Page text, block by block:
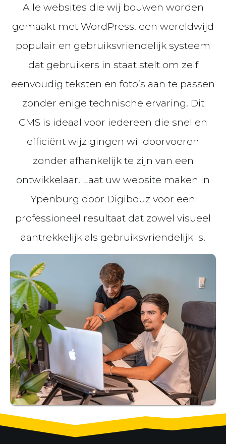
Alle websites die wij bouwen worden
gemaakt met WordPress, een wereldwijd
populair en gebruiksvriendelijk systeem
dat gebruikers in staat stelt om zelf
eenvoudig teksten en foto’s aan te passen
zonder enige technische ervaring. Dit
CMS is ideaal voor iedereen die snel en
efficiënt wijzigingen wil doorvoeren
zonder afhankelijk te zijn van een
ontwikkelaar. Laat uw website maken in
Ypenburg door Digibouz voor een
professioneel resultaat dat zowel visueel
aantrekkelijk als gebruiksvriendelijk is.